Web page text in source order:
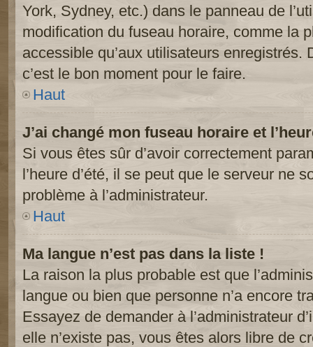
York, Sydney, etc.) dans le panneau de
modification du fuseau horaire, comme la
accessible qu’aux utilisateurs enregistrés.
c’est le bon moment pour le faire.
Haut
J’ai changé mon fuseau horaire et
Si vous êtes sûr d’avoir correctement
l’heure d’été, il se peut que le serveur ne
problème à l’administrateur.
Haut
Ma langue n’est pas dans la liste !
La raison la plus probable est que
langue ou bien que personne n’a encore
Essayez de demander à l’administrateur
elle n’existe pas, vous êtes alors libre de